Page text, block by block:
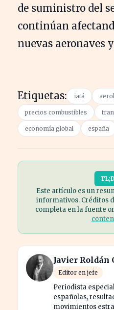
de suministro del
continúan
nuevas aeronaves
Etiquetas: iatá
precios combustibles
economía global españa
Este artículo es un
informativos. Créditos
completa en la fuente
Javier Roldán
Editor en jefe
Periodista
españolas,
movimientos